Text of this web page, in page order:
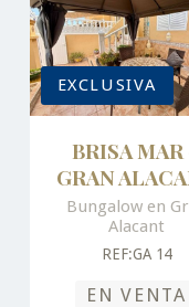
EXCLUSIVA
BRISA MAR
GRAN
Bungalow en
Alacant
REF:GA 14
EN VENTA